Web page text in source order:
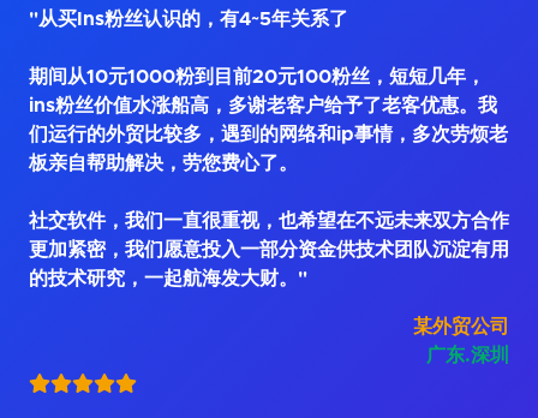
"从买Ins粉丝认识的，有4~5年关系了
期间从10元1000粉到目前20元100粉丝，短短几年，
ins粉丝价值水涨船高，多谢老客户给予了老客优惠。我
们运行的外贸比较多，遇到的网络和ip事情，多次劳烦老
板亲自帮助解决，劳您费心了。
社交软件，我们一直很重视，也希望在不远未来双方合作
更加紧密，我们愿意投入一部分资金供技术团队沉淀有用
的技术研究，一起航海发大财。"
某外贸公司
广东.深圳